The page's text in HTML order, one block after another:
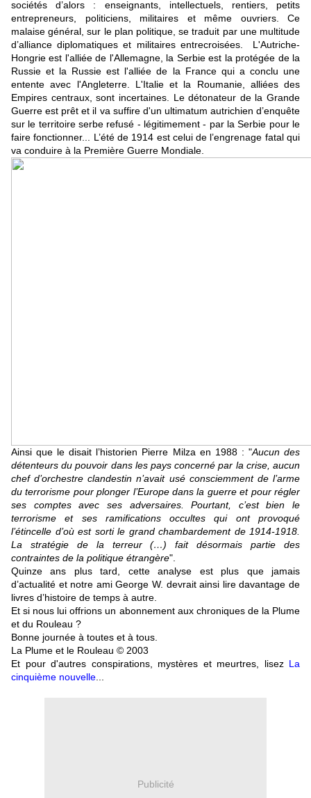
sociétés d’alors : enseignants, intellectuels, rentiers, petits
entrepreneurs, politiciens, militaires et même ouvriers. Ce
malaise général, sur le plan politique, se traduit par une multitude
d’alliance diplomatiques et militaires entrecroisées.
L'Autriche-
Hongrie est l'alliée de l'Allemagne, la Serbie est la protégée de la
Russie et la Russie est l'alliée de la France qui a conclu une
entente avec l'Angleterre. L'Italie et la Roumanie, alliées des
Empires centraux, sont incertaines. Le détonateur de la Grande
Guerre est prêt et il va suffire d'un ultimatum autrichien d’enquête
sur le territoire serbe refusé - légitimement - par la Serbie pour le
faire fonctionner... L’été de 1914 est celui de l’engrenage fatal qui
va conduire à la Première Guerre Mondiale.
Ainsi que le disait l’historien Pierre Milza en 1988 : "Aucun des
détenteurs du pouvoir dans les pays concerné par la crise, aucun
chef d’orchestre clandestin n’avait usé consciemment de l’arme
du terrorisme pour plonger l’Europe dans la guerre et pour régler
ses comptes avec ses adversaires. Pourtant, c’est bien le
terrorisme et ses ramifications occultes qui ont provoqué
l’étincelle d’où est sorti le grand chambardement de 1914-1918.
La stratégie de la terreur (…) fait désormais partie des
contraintes de la politique étrangère".
Quinze ans plus tard, cette analyse est plus que jamais
d’actualité et notre ami George W. devrait ainsi lire davantage de
livres d’histoire de temps à autre.
Et si nous lui offrions un abonnement aux chroniques de la Plume
et du Rouleau ?
Bonne journée à toutes et à tous.
La Plume et le Rouleau © 2003
Et pour d'autres conspirations, mystères et meurtres, lisez La
cinquième nouvelle
Publicité